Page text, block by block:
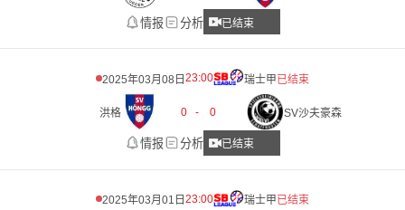
情报 分析 已结束
2025年03月08日 23:00 瑞士甲已结束
洪格 0 - 0 SV沙夫豪森
情报 分析 已结束
2025年03月01日 23:00 瑞士甲已结束